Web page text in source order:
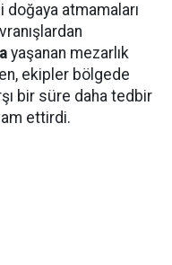
doğaya atmamaları
yaşanan mezarlık
ekipler bölgede
bir süre daha tedbir
ettirdi.